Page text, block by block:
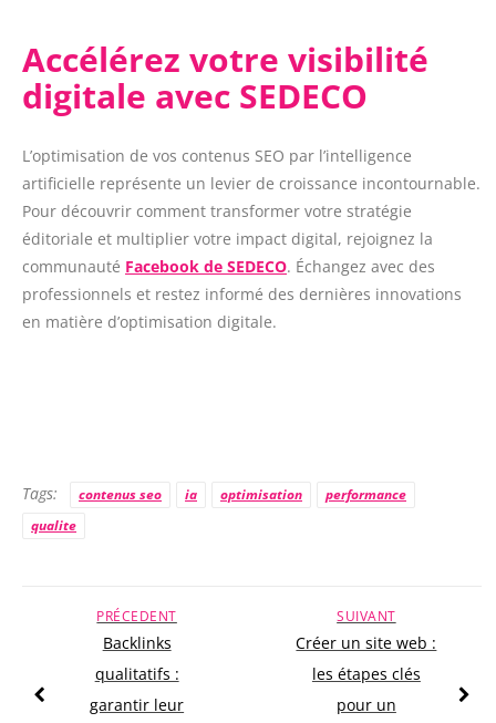
Accélérez votre visibilité
digitale avec SEDECO
L’optimisation de vos contenus SEO par l’intelligence
artificielle représente un levier de croissance incontournable.
Pour découvrir comment transformer votre stratégie
éditoriale et multiplier votre impact digital, rejoignez la
communauté Facebook de SEDECO. Échangez avec des
professionnels et restez informé des dernières innovations
en matière d’optimisation digitale.
Tags: contenus seo ia optimisation
performance
qualite
SUIVANT
Créer un site web :
les étapes clés
pour un
PRÉCEDENT
Backlinks
qualitatifs :
garantir leur